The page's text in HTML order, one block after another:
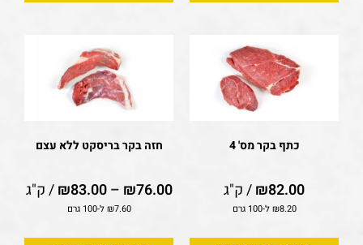
כתף בקר מס' 4
₪82.00 / ק"ג
₪8.20 ל-100 גרם
חזה בקר בריסקט ללא עצם
₪76.00
–
₪83.00 / ק"ג
₪7.60 ל-100 גרם